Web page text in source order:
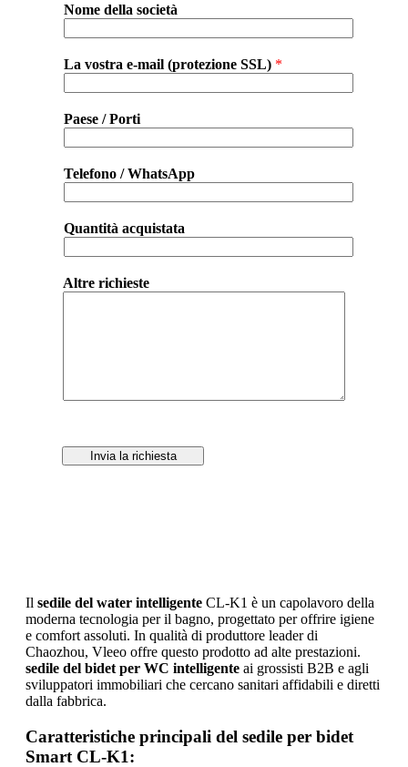
Nome della società
La vostra e-mail (protezione SSL) *
Paese / Porti
Telefono / WhatsApp
Quantità acquistata
Altre richieste
Invia la richiesta
Il sedile del water intelligente CL-K1 è un capolavoro della
moderna tecnologia per il bagno, progettato per offrire igiene
e comfort assoluti. In qualità di produttore leader di
Chaozhou, Vleeo offre questo prodotto ad alte prestazioni.
sedile del bidet per WC intelligente ai grossisti B2B e agli
sviluppatori immobiliari che cercano sanitari affidabili e diretti
dalla fabbrica.
Caratteristiche principali del sedile per bidet
Smart CL-K1: